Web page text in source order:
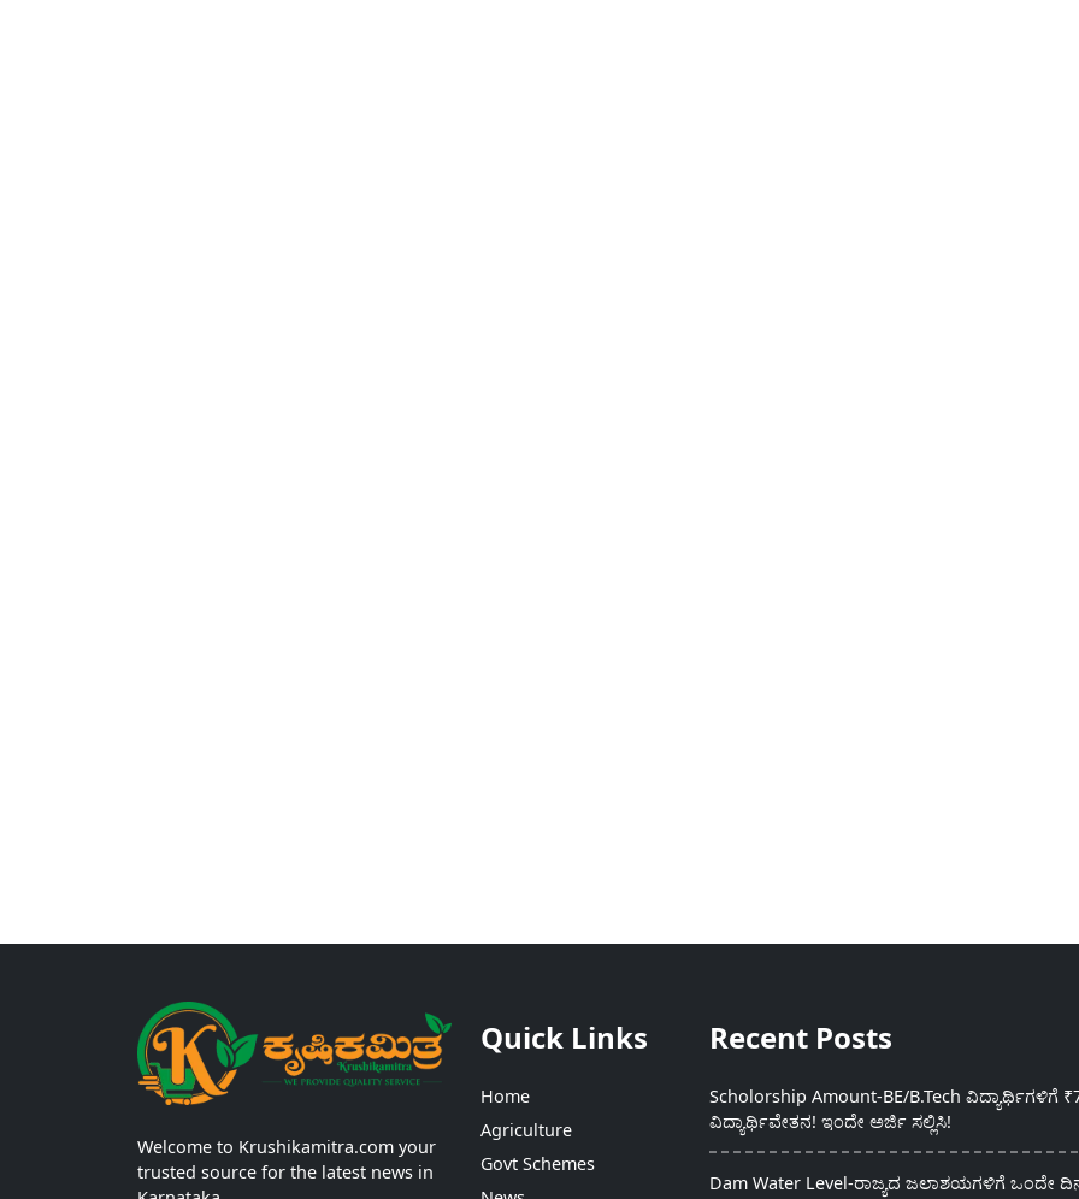
Welcome to Krushikamitra.com your
trusted source for the latest news in
Quick Links
Home
Agriculture
Govt Schemes
Recent Posts
Scholorship Amount-BE/B.Tech ವಿದ್ಯಾರ್ಥಿಗಳಿಗೆ
ವಿದ್ಯಾರ್ಥಿವೇತನ! ಇಂದೇ ಅರ್ಜಿ ಸಲ್ಲಿಸಿ!
Dam Water Level-ರಾಜ್ಯದ ಜಲಾಶಯಗಳಿಗೆ ಒಂದೇ